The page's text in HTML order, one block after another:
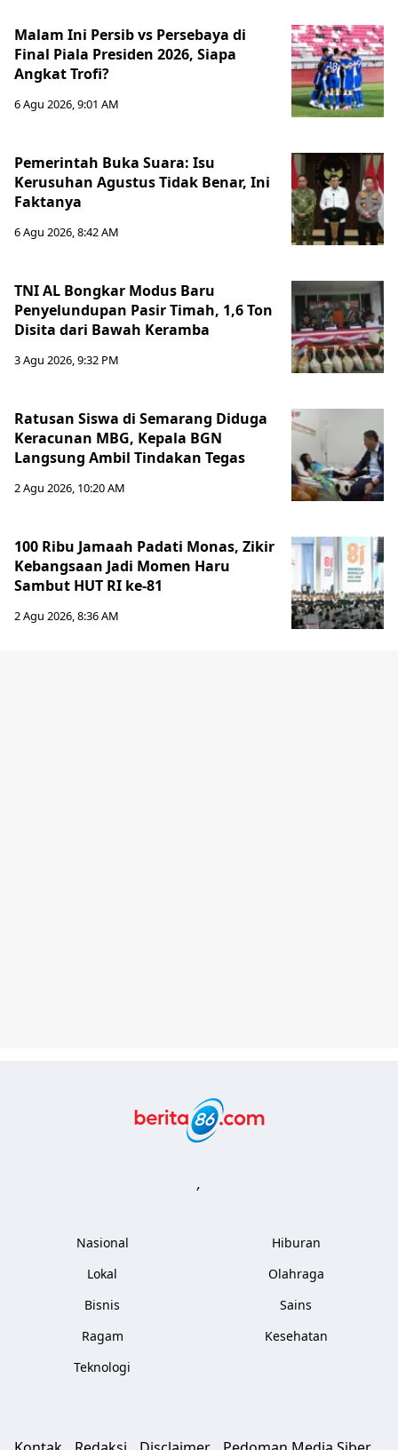
Malam Ini Persib vs Persebaya di
Final Piala Presiden 2026, Siapa
Angkat Trofi?
6 Agu 2026, 9:01 AM
Pemerintah Buka Suara: Isu
Kerusuhan Agustus Tidak Benar, Ini
Faktanya
6 Agu 2026, 8:42 AM
TNI AL Bongkar Modus Baru
Penyelundupan Pasir Timah, 1,6 Ton
Disita dari Bawah Keramba
3 Agu 2026, 9:32 PM
Ratusan Siswa di Semarang Diduga
Keracunan MBG, Kepala BGN
Langsung Ambil Tindakan Tegas
2 Agu 2026, 10:20 AM
100 Ribu Jamaah Padati Monas, Zikir
Kebangsaan Jadi Momen Haru
Sambut HUT RI ke-81
2 Agu 2026, 8:36 AM
,
Nasional
Lokal
Bisnis
Ragam
Teknologi
Hiburan
Olahraga
Sains
Kesehatan